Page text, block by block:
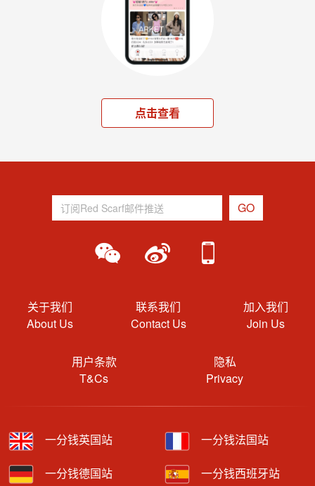
点击查看
关于我们
About Us
联系我们
Contact Us
加入我们
Join Us
用户条款
T&Cs
隐私
Privacy
一分钱英国站 一分钱法国站
一分钱德国站 一分钱西班牙站